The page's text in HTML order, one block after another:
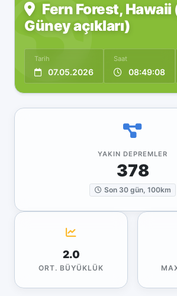
Fern Forest, Hawaii
Güney açıkları)
Tarih
07.05.2026
Saat
08:49:08
YAKIN DEPREMLER
378
Son 30 gün, 100km
2.0
ORT. BÜYÜKLÜK